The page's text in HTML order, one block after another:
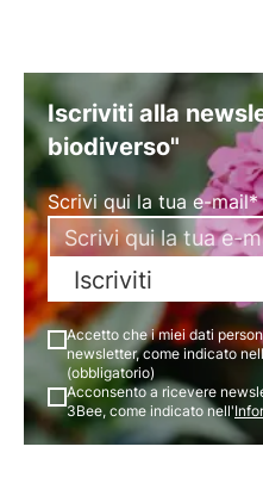
Iscriviti alla
biodiverso"
Scrivi qui la tua e-mail*
Iscriviti
Accetto che i miei dati
newsletter, come indicato
(obbligatorio)
Acconsento a ricevere
3Bee, come indicato nell'